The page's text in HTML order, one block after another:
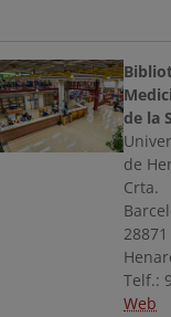
de la
de
Telf.:
Web